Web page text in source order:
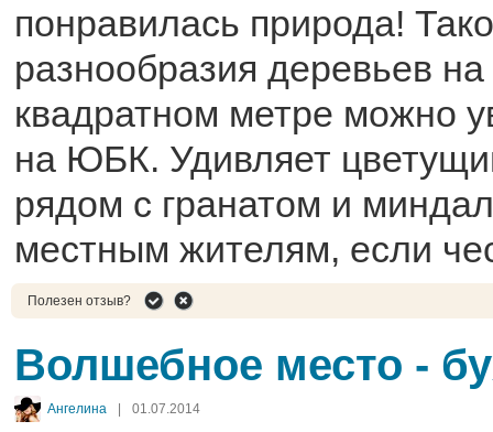
понравилась природа!
разнообразия деревьев
квадратном метре можно
на ЮБК. Удивляет
рядом с гранатом и
местным жителям, если
Полезен отзыв?
Волшебное место -
Ангелина | 01.07.2014